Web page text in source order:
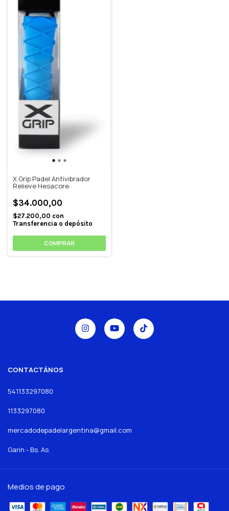
X Grip Padel Antivibrador
Relieve Hesacore
$34.000,00
$27.200,00 con
Transferencia o depósito
CONTACTÁNOS
541133297080
1133297080
mercadodepadelargentina@gmail.com
Garin - Bs. As.
Medios de pago